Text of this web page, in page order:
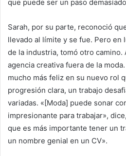
que puede ser un paso
Sarah, por su parte, reconoció
llevado al límite y se fue. Pero en
de la industria, tomó otro camino.
agencia creativa fuera de la
mucho más feliz en su nuevo rol
progresión clara, un trabajo
variadas. «[Moda] puede sonar
impresionante para trabajar»,
que es más importante tener un
un nombre genial en un CV».